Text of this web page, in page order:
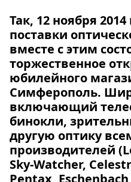
Так, 12 ноября
поставки
вместе с этим
торжественное
юбилейного
Симферополь.
включающий
бинокли,
другую оптику
производителей
Sky-Watcher,
Pentax,